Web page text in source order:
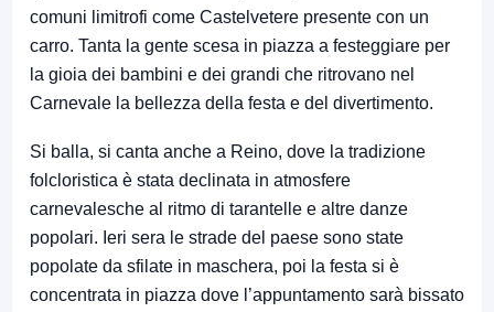
comuni limitrofi come Castelvetere presente con un
carro. Tanta la gente scesa in piazza a festeggiare per
la gioia dei bambini e dei grandi che ritrovano nel
Carnevale la bellezza della festa e del divertimento.
Si balla, si canta anche a Reino, dove la tradizione
folcloristica è stata declinata in atmosfere
carnevalesche al ritmo di tarantelle e altre danze
popolari. Ieri sera le strade del paese sono state
popolate da sfilate in maschera, poi la festa si è
concentrata in piazza dove l’appuntamento sarà bissato